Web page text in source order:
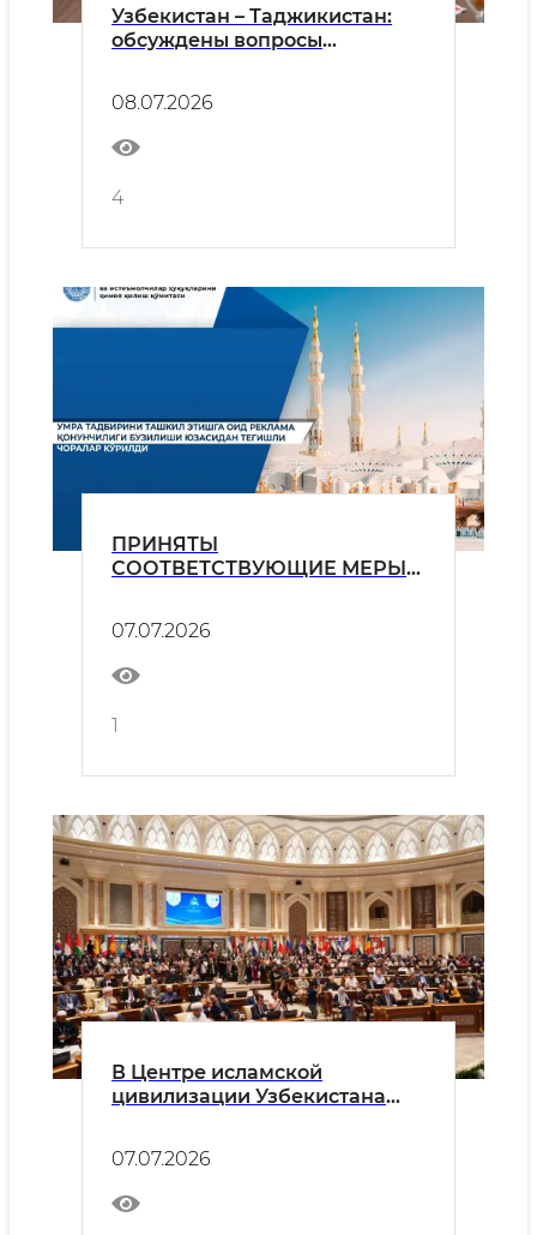
Узбекистан – Таджикистан:
обсуждены вопросы
просветительской сфере
08.07.2026
4
ПРИНЯТЫ
СООТВЕТСТВУЮЩИЕ МЕРЫ
РЕКЛАМЕ ПРИ
ОРГАНИЗАЦИИ
ПАЛОМНИЧЕСТВА «УМРА»
07.07.2026
1
В Центре исламской
цивилизации Узбекистана
исламской цивилизации
07.07.2026